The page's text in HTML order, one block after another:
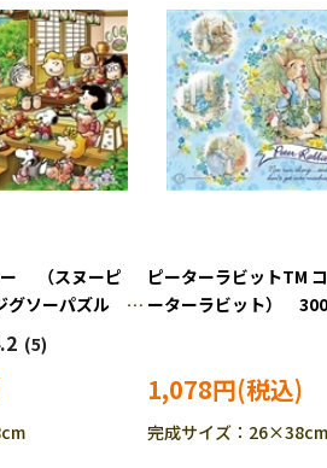
ー （スヌーピ
ソーパズル
(5)
ピーターラビットTM
ーターラビット）
1,078円
完成サイズ：26×38cm